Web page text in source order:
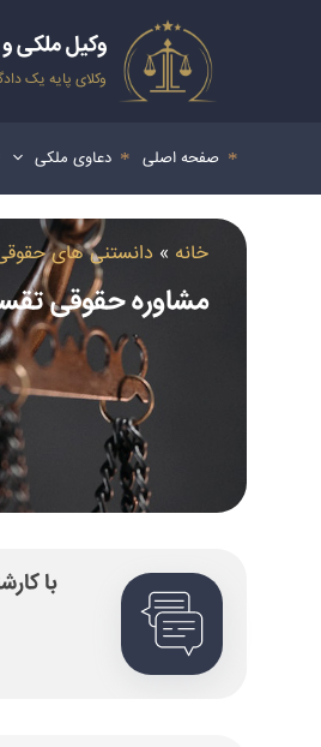
وکیل ملکی
وکلای پایه یک
صفحه اصلی دعاوی ملکی
خانه » دانستنی های
مشاوره حقوقی
با